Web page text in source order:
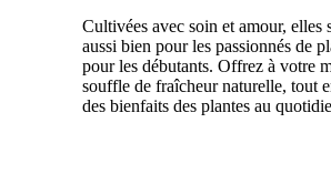
Cultivées avec soin et amour, elles
aussi bien pour les passionnés de
pour les débutants. Offrez à votre
souffle de fraîcheur naturelle, tout
des bienfaits des plantes au